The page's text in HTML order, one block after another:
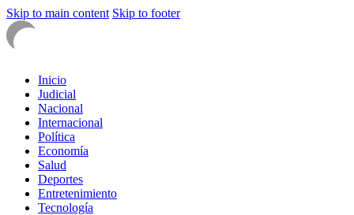
Skip to main content Skip to footer
Inicio
Judicial
Nacional
Internacional
Política
Economía
Salud
Deportes
Entretenimiento
Tecnología